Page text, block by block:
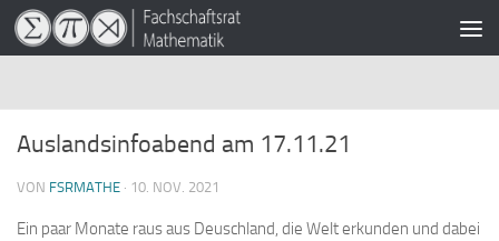
Zum Inhalt springen
Auslandsinfoabend am 17.11.21
VON FSRMATHE · 10. NOV. 2021
Ein paar Monate raus aus Deuschland, die Welt erkunden und dabei